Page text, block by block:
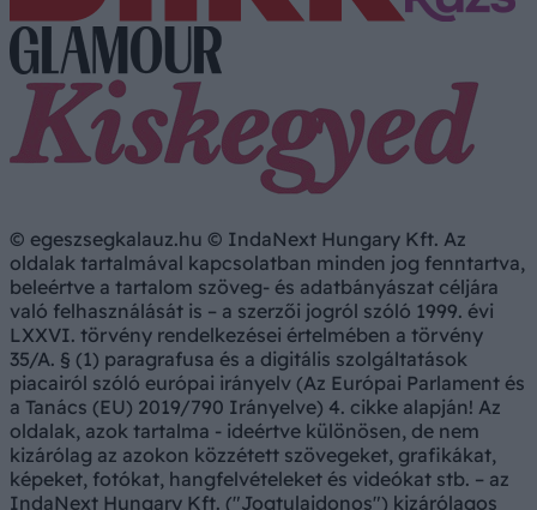
© egeszsegkalauz.hu © IndaNext Hungary Kft. Az
oldalak tartalmával kapcsolatban minden jog fenntartva,
beleértve a tartalom szöveg- és adatbányászat céljára
való felhasználását is – a szerzői jogról szóló 1999. évi
LXXVI. törvény rendelkezései értelmében a törvény
35/A. § (1) paragrafusa és a digitális szolgáltatások
piacairól szóló európai irányelv (Az Európai Parlament és
a Tanács (EU) 2019/790 Irányelve) 4. cikke alapján! Az
oldalak, azok tartalma - ideértve különösen, de nem
kizárólag az azokon közzétett szövegeket, grafikákat,
képeket, fotókat, hangfelvételeket és videókat stb. – az
IndaNext Hungary Kft. ("Jogtulajdonos") kizárólagos